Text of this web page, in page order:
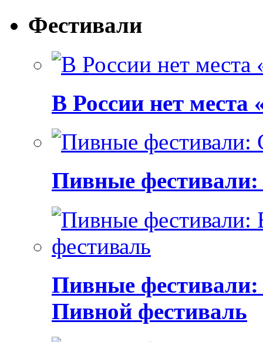
Фестивали
В России нет места
Пивные фестивали:
Пивные
Пивной фестиваль